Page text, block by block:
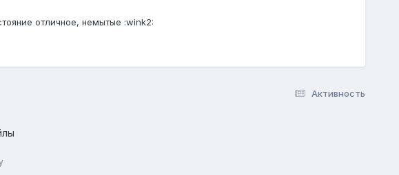
отличное, немытые :wink2:
Активность